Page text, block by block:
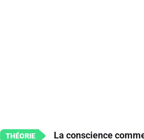
La conscience